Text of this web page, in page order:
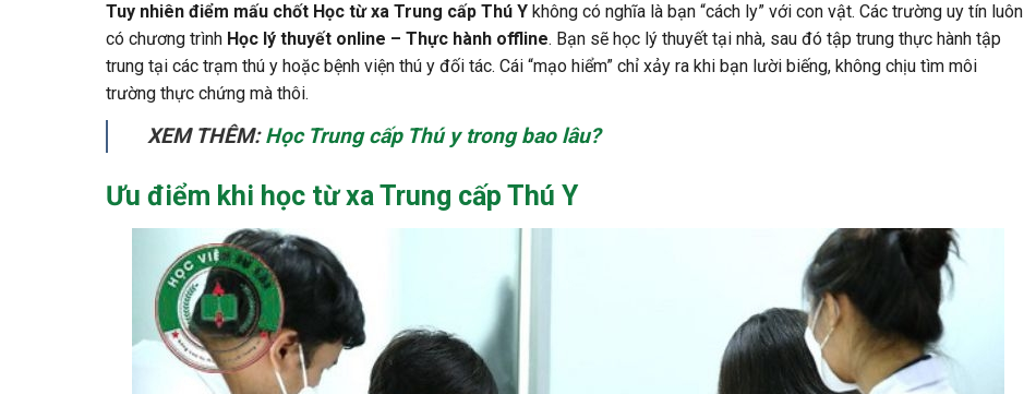
Tuy nhiên điểm mấu chốt Học từ xa Trung cấp Thú Y không có nghĩa là bạn “cách ly” với con vật. Các trường uy tín luôn
có chương trình Học lý thuyết online – Thực hành offline. Bạn sẽ học lý thuyết tại nhà, sau đó tập trung thực hành tập
trung tại các trạm thú y hoặc bệnh viện thú y đối tác. Cái “mạo hiểm” chỉ xảy ra khi bạn lười biếng, không chịu tìm môi
trường thực chứng mà thôi.
XEM THÊM:Học Trung cấp Thú y trong bao lâu?
Ưu điểm khi học từ xa Trung cấp Thú Y